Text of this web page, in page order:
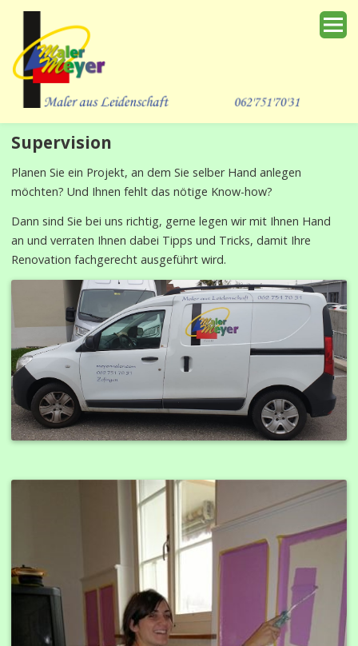
Start
Farben
Was wir tun
Kunst aus Lehm und Erde
Wir helfen gerne
Verband | Zertifikate
Kontakt
Supervision
Planen Sie ein Projekt, an dem Sie selber Hand anlegen
möchten? Und Ihnen fehlt das nötige Know-how?
Dann sind Sie bei uns richtig, gerne legen wir mit Ihnen Hand
an und verraten Ihnen dabei Tipps und Tricks, damit Ihre
Renovation fachgerecht ausgeführt wird.